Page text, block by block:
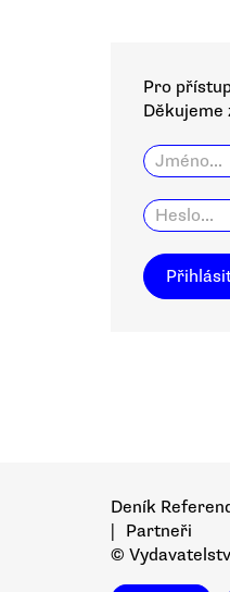
Pro
Děkujeme
Deník
Partneři
©